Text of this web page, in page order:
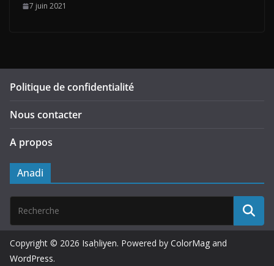
7 juin 2021
Politique de confidentialité
Nous contacter
A propos
Anadi
Copyright © 2026 Isaḥliyen. Powered by ColorMag and
WordPress.